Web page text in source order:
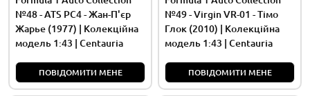
№48 - ATS PC4 - Жан-П'єр
Жарье (1977) | Колекційна
модель 1:43 | Centauria
ПОВІДОМИТИ МЕНЕ
№49 - Virgin VR-01 - Тімо
Глок (2010) | Колекційна
модель 1:43 | Centauria
ПОВІДОМИТИ МЕНЕ